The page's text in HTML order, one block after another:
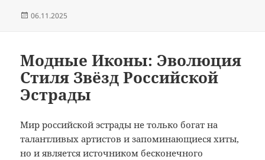
Опубликовано
06.11.2025
Модные Иконы: Эволюция
Стиля Звёзд Российской
Эстрады
Мир российской эстрады не только богат на
талантливых артистов и запоминающиеся хиты,
но и является источником бесконечного